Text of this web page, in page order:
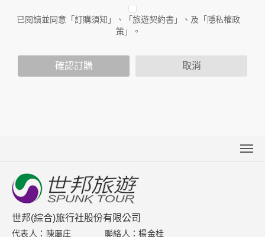
人員。例如您透過本公司旗下網站上的廣告廠商連結，這些置
放連結的廠商也可能蒐集您個人的資料。對於您主動提供的個
人資訊，這些廣告廠商或連結網站有其個別的隱私權保護政
您個人在本網站上的聊天室或討論區中任意公開個人資料的行
本網站在您使用服務信箱、問卷調查等互動性功能時，會保留
設備的 IP 位址、使用時間、使用的瀏覽器、瀏覽及點選資料記
錄等，做為我們增進網站服務的參考依據，此記錄為內部應
用，決不對外公布。
為提供精確的服務，我們會將收集的問卷調查內容進行統計與
分析，分析結果之統計數據或說明文字呈現，除供內部研究
已閱讀並同意「訂購須知」、「旅遊契約書」、及「隱私權政
策」。
確認訂購 取消
新聞中心
聯絡我們
世邦(綜合)旅行社股份有限公司
代表人：陳屬庄
聯絡人：楊金桂